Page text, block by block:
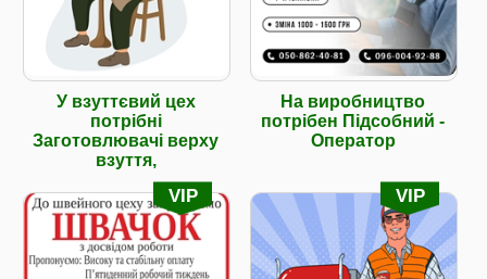
У взуттєвий цех
потрібні
Заготовлювачі верху
взуття,
На виробництво
потрібен Підсобний -
Оператор
VIP VIP